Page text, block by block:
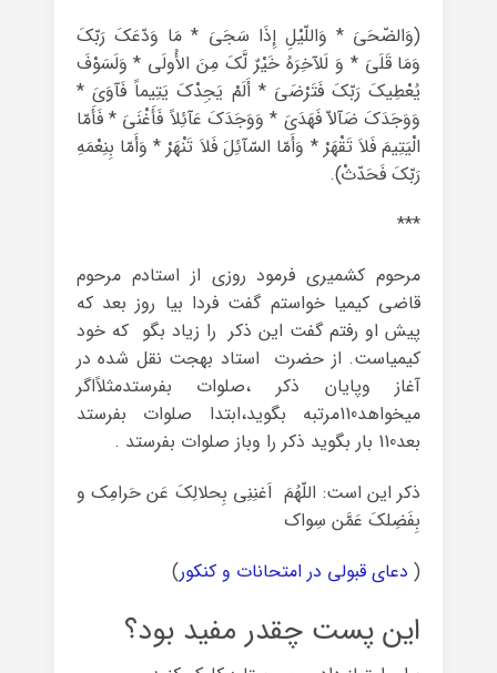
(وَالضّحَىَ * وَاللّیْلِ إِذَا سَجَىَ * مَا وَدّعَکَ رَبّکَ
وَمَا قَلَىَ * وَ لَلآخِرَهُ خَیْرٌ لَّکَ مِنَ الأُولَى‌ * وَلَسَوْفَ
یُعْطِیکَ رَبّکَ فَتَرْضَىَ * أَلَمْ یَجِدْکَ یَتِیماً فَآوَىَ *
وَوَجَدَکَ ضَآلاّ فَهَدَىَ * وَوَجَدَکَ عَآئِلاً فَأَغْنَىَ * فَأَمّا
الْیَتِیمَ فَلاَ تَقْهَرْ * وَأَمّا السّآئِلَ فَلاَ تَنْهَرْ * وَأَمّا بِنِعْمَهِ
رَبّکَ فَحَدّثْ).
***
مرحوم کشمیری فرمود روزی از استادم مرحوم
قاضی کیمیا خواستم گفت فردا بیا روز بعد که
پیش او رفتم گفت این ذکر را زیاد بگو که خود
کیمیاست. از حضرت استاد بهجت نقل شده در
آغاز وپایان ذکر ،صلوات بفرستدمثلاًاگر
میخواهد110مرتبه بگوید،ابتدا صلوات بفرستد
بعد110 بار بگوید ذکر را وباز صلوات بفرستد .
ذکر این است: اللّهُمَ اَغنِنِی بِحلالِکَ عَن حَرامِک و
بِفَضِلکَ عَمَّن سِواک
( دعای قبولی در امتحانات و کنکور)
این پست چقدر مفید بود؟